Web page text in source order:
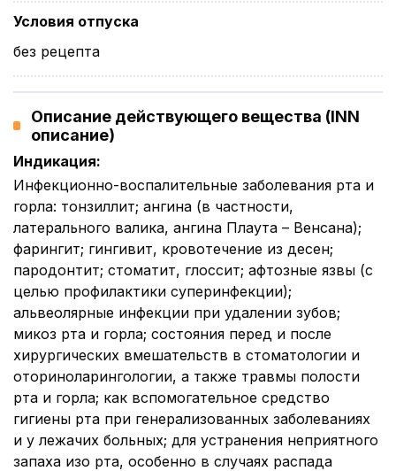
Условия отпуска
без рецепта
Описание действующего вещества (INN
описание)
Индикация:
Инфекционно-воспалительные заболевания рта и
горла: тонзиллит; ангина (в частности,
латерального валика, ангина Плаута – Венсана);
фарингит; гингивит, кровотечение из десен;
пародонтит; стоматит, глоссит; афтозные язвы (с
целью профилактики суперинфекции);
альвеолярные инфекции при удалении зубов;
микоз рта и горла; состояния перед и после
хирургических вмешательств в стоматологии и
оториноларингологии, а также травмы полости
рта и горла; как вспомогательное средство
гигиены рта при генерализованных заболеваниях
и у лежачих больных; для устранения неприятного
запаха изо рта, особенно в случаях распада